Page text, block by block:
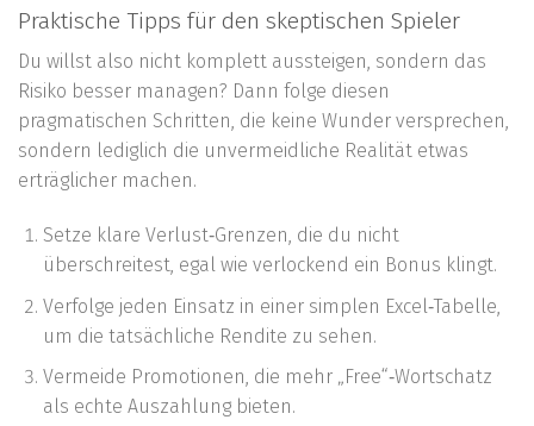
Praktische Tipps für den skeptischen Spieler
Du willst also nicht komplett aussteigen, sondern das
Risiko besser managen? Dann folge diesen
pragmatischen Schritten, die keine Wunder versprechen,
sondern lediglich die unvermeidliche Realität etwas
erträglicher machen.
Setze klare Verlust‑Grenzen, die du nicht
überschreitest, egal wie verlockend ein Bonus klingt.
Verfolge jeden Einsatz in einer simplen Excel‑Tabelle,
um die tatsächliche Rendite zu sehen.
Vermeide Promotionen, die mehr „Free“‑Wortschatz
als echte Auszahlung bieten.